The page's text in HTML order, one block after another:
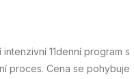
11denní program s
proces. Cena se pohybuje